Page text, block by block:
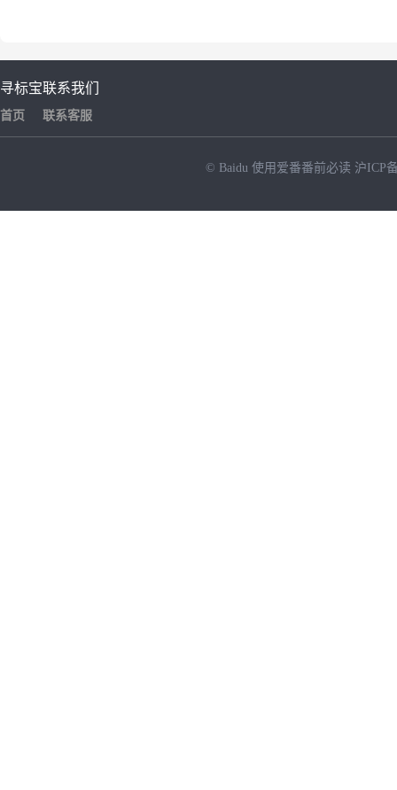
寻标宝
首页
联系我们
联系客服
© Baidu 使用爱番番前必读 沪ICP